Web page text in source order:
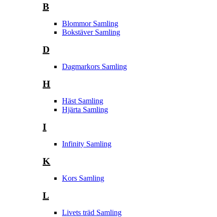
B
Blommor Samling
Bokstäver Samling
D
Dagmarkors Samling
H
Häst Samling
Hjärta Samling
I
Infinity Samling
K
Kors Samling
L
Livets träd Samling